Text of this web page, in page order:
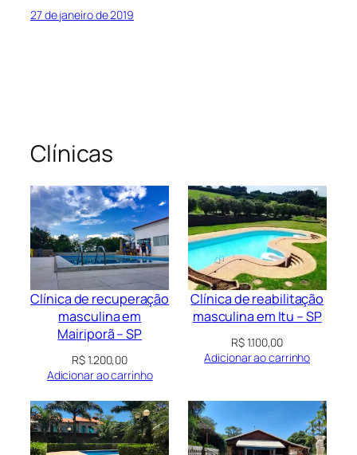
27 de janeiro de 2019
Clínicas
Clínica de recuperação
masculina em
Mairiporã – SP
R$1.200,00
Adicionar ao carrinho
Clínica de reabilitação
masculina em Itu – SP
R$1.100,00
Adicionar ao carrinho